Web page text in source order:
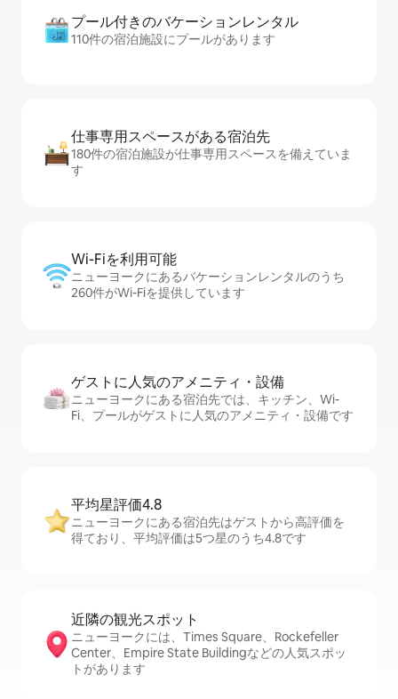
プール付きのバ⁠ケ⁠ー⁠シ⁠ョ⁠ンレ⁠ン⁠タ⁠ル
110件の宿泊施設にプールがあります
仕事専用ス⁠ペ⁠ー⁠スがあ⁠る宿⁠泊⁠先
180件の宿泊施設が仕事専用スペースを備えていま
す
Wi-Fiを利⁠用⁠可⁠能
ニューヨークにあるバケーションレンタルのうち
260件がWi-Fiを提供しています
ゲストに人⁠気⁠のア⁠メ⁠ニ⁠テ⁠ィ・設⁠備
ニューヨークにある宿泊先では、キッチン、Wi-
Fi、プールがゲストに人気のアメニティ・設備です
平均星評価4.8
ニューヨークにある宿泊先はゲストから高評価を
得ており、平均評価は5つ星のうち4.8です
近隣の観光ス⁠ポ⁠ッ⁠ト
ニューヨークには、Times Square、Rockefeller
Center、Empire State Buildingなどの人気スポッ
トがあります